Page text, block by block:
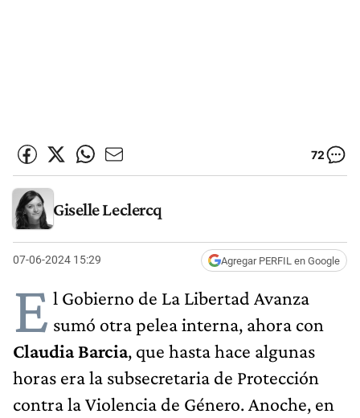
72
Giselle Leclercq
07-06-2024 15:29 Agregar PERFIL en Google
E l Gobierno de La Libertad Avanza
sumó otra pelea interna, ahora con
Claudia Barcia, que hasta hace algunas
horas era la subsecretaria de Protección
contra la Violencia de Género. Anoche, en